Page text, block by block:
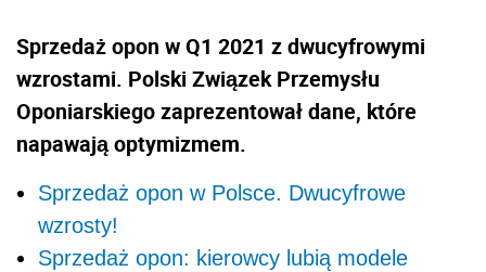
Sprzedaż opon w Q1 2021 z dwucyfrowymi
wzrostami. Polski Związek Przemysłu
Oponiarskiego zaprezentował dane, które
napawają optymizmem.
Sprzedaż opon w Polsce. Dwucyfrowe
wzrosty!
Sprzedaż opon: kierowcy lubią modele